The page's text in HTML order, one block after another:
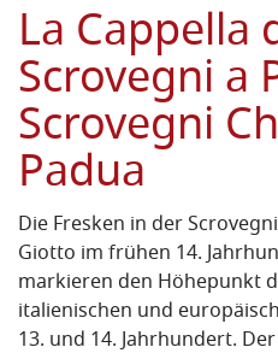
La Cappella
Scrovegni a
Scrovegni
Padua
Die Fresken in der
Giotto im frühen 14.
markieren den Höhepunkt
italienischen und
13. und 14. Jahrhundert.